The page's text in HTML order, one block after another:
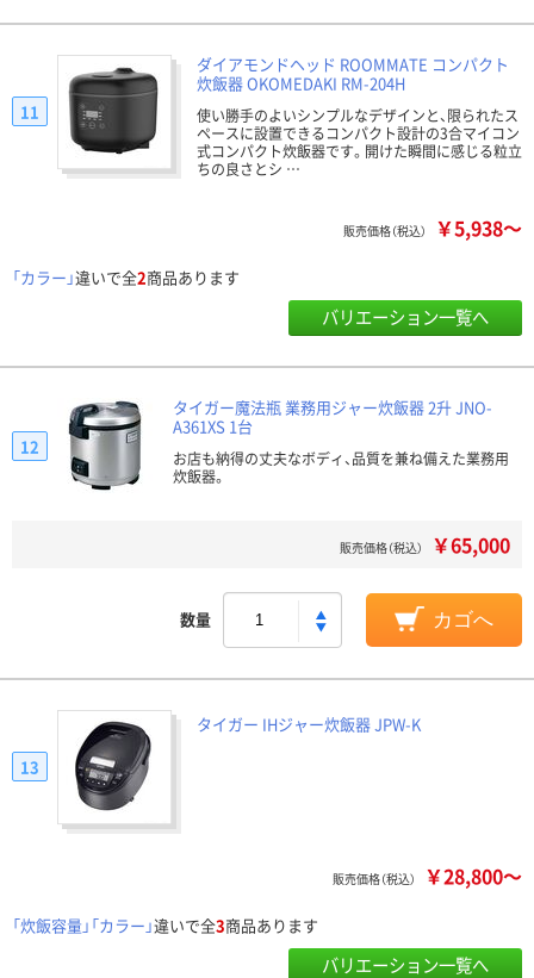
ダイアモンドヘッド ROOMMATE コンパクト
炊飯器 OKOMEDAKI RM-204H
使い勝手のよいシンプルなデザインと、限られたス
ペースに設置できるコンパクト設計の3合マイコン
式コンパクト炊飯器です。開けた瞬間に感じる粒立
ちの良さとシ …
11
販売価格（税込） ￥5,938～
「カラー」違いで全2商品あります
バリエーション一覧へ
タイガー魔法瓶 業務用ジャー炊飯器 2升 JNO-
A361XS 1台
お店も納得の丈夫なボディ、品質を兼ね備えた業務用
炊飯器。
12
販売価格（税込） ￥65,000
数量 カゴへ
タイガー IHジャー炊飯器 JPW-K
13
販売価格（税込） ￥28,800～
「炊飯容量」「カラー」違いで全3商品あります
バリエーション一覧へ